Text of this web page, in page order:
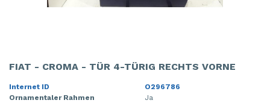
FIAT - CROMA - TÜR 4-TÜRIG RECHTS VORNE
Internet ID
O296786
Ornamentaler Rahmen
Ja